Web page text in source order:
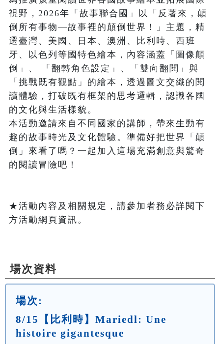
視野，2026年「故事聯合國」以「反著來，顛
倒所有事物—故事裡的顛倒世界！」主題，精
選臺灣、美國、日本、澳洲、比利時、西班
牙、以色列等國特色繪本，內容涵蓋「圖像顛
倒」、 「翻轉角色設定」、「雙向翻閱」與
「挑戰既有觀點」的繪本，透過圖文交織的閱
讀體驗，打破既有框架的思考邏輯，認識各國
的文化與生活樣貌。
本活動邀請來自不同國家的講師，帶來生動有
趣的故事時光及文化體驗。準備好把世界「顛
倒」來看了嗎？一起加入這場充滿創意與驚奇
的閱讀冒險吧！
★活動內容及相關規定，請參加者務必詳閱下
方活動網頁資訊。
場次資料
場次:
8/15【比利時】Mariedl: Une
histoire gigantesque